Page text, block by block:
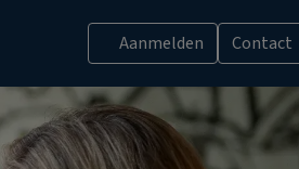
Aanmelden Contact